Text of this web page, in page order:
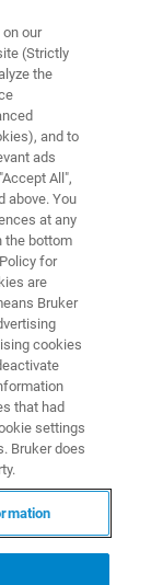
ー2021
摩擦界
機構の伊
の摩耗試
されてい
ほか、ブ
として多
事例をご
our
(Strictly
the
and to
ads
All",
above. You
at any
the bottom
for
are
Bruker
cookies
that had
settings
Bruker does